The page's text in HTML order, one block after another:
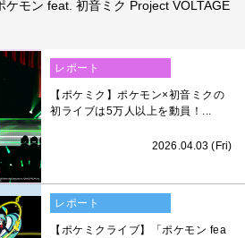
ケモン feat. 初音ミク Project VOLTAGE
レポート
【ポケミク】ポケモン×初音ミクの
初ライブは5万人以上を動員！...
2026.04.03 (Fri)
レポート
【ポケミクライブ】「ポケモン fea